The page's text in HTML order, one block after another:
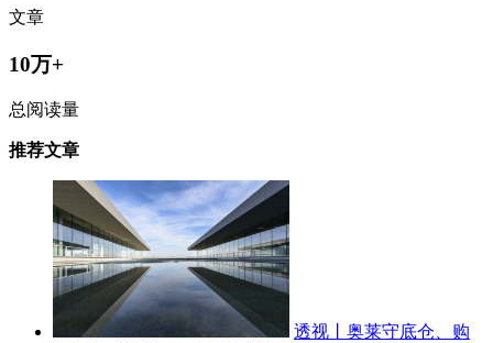
文章
10万+
总阅读量
推荐文章
透视丨‌‌奥莱守底仓、购